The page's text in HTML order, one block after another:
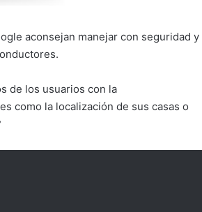
aconsejan manejar con seguridad y
de los usuarios con la
como la localización de sus casas o